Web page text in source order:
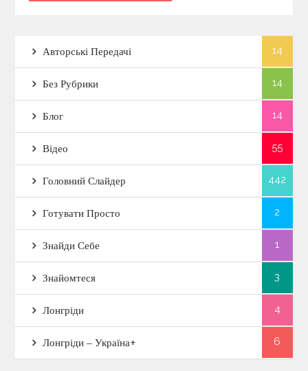
Авторські Передачі 14
Без Рубрики 14
Блог 14
Відео 55
Головний Слайдер 442
Готувати Просто 2
Знайди Себе 1
Знайомтеся 3
Лонгріди 4
Лонгріди – Україна+ 6